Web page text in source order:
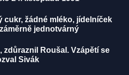
cukr, žádné mléko, jídelníček
jednotvárný
zdůraznil Roušal. Vzápětí se
Sivák